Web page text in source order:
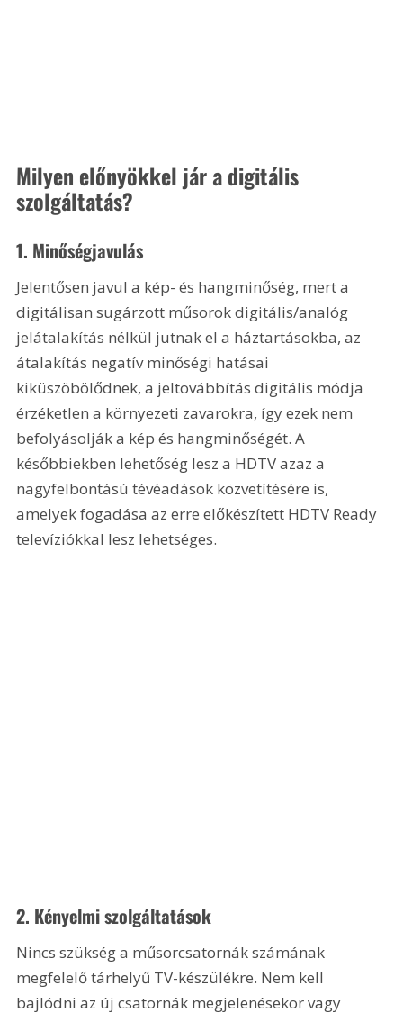
Milyen előnyökkel jár a digitális
szolgáltatás?
1. Minőségjavulás
Jelentősen javul a kép- és hangminőség, mert a
digitálisan sugárzott műsorok digitális/analóg
jelátalakítás nélkül jutnak el a háztartásokba, az
átalakítás negatív minőségi hatásai
kiküszöbölődnek, a jeltovábbítás digitális módja
érzéketlen a környezeti zavarokra, így ezek nem
befolyásolják a kép és hangminőségét. A
későbbiekben lehetőség lesz a HDTV azaz a
nagyfelbontású tévéadások közvetítésére is,
amelyek fogadása az erre előkészített HDTV Ready
televíziókkal lesz lehetséges.
2. Kényelmi szolgáltatások
Nincs szükség a műsorcsatornák számának
megfelelő tárhelyű TV-készülékre. Nem kell
bajlódni az új csatornák megjelenésekor vagy